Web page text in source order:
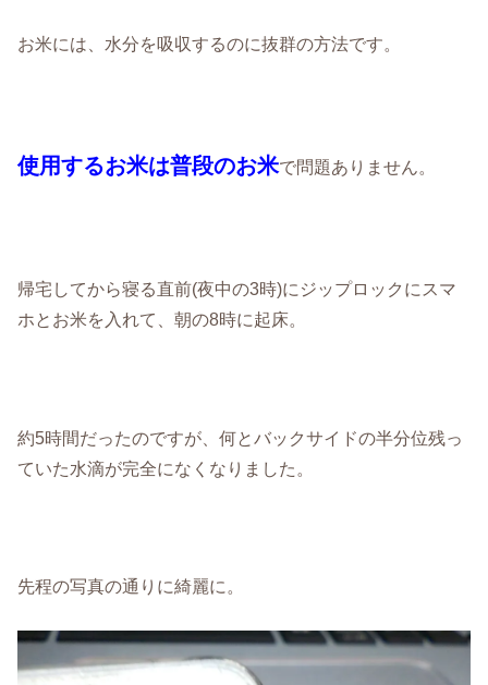
お米には、水分を吸収するのに抜群の方法です。
使用するお米は普段のお米で問題ありません。
帰宅してから寝る直前(夜中の3時)にジップロックにスマ
ホとお米を入れて、朝の8時に起床。
約5時間だったのですが、何とバックサイドの半分位残っ
ていた水滴が完全になくなりました。
先程の写真の通りに綺麗に。